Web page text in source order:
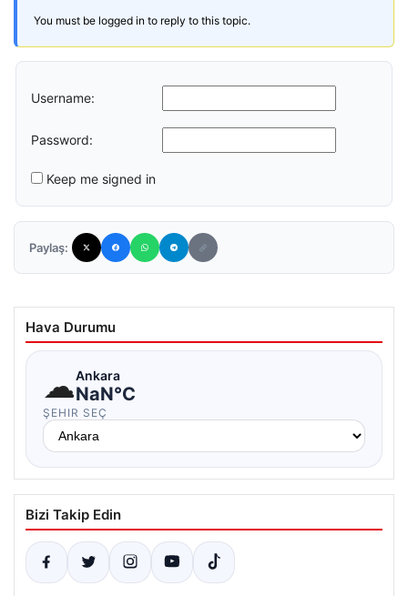
You must be logged in to reply to this topic.
Username:
Password:
Keep me signed in
Paylaş:
Hava Durumu
☁Ankara
NaN°C
ŞEHIR SEÇ
Bizi Takip Edin